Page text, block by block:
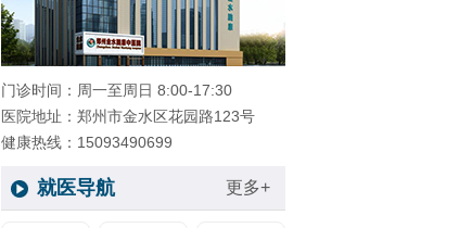
门诊时间：周一至周日 8:00-17:30
医院地址：郑州市金水区花园路123号
健康热线：15093490699
就医导航 更多+